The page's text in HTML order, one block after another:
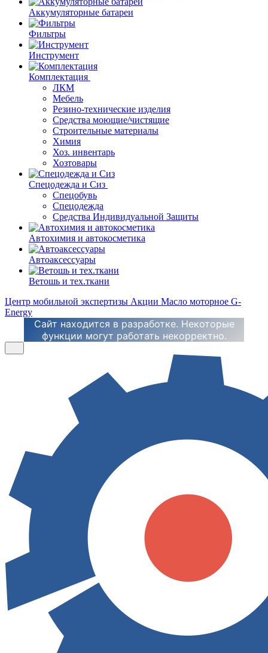
Аккумуляторные батареи
Фильтры
Инструмент
Комплектация
ЛКМ
Мебель
Резино-технические изделия
Средства моющие/чистящие
Строительные материалы
Химия
Хоз. инвентарь
Хозтовары
Спецодежда и Сиз
Спецобувь
Спецодежда
Средства Индивидуальной Защиты
Автохимия и автокосметика
Автоаксессуары
Ветошь и тех.ткани
Центр мобильной экспертизы Акции Масло моторное G-
Energy
Сайт находится в разработке. Некоторые
функции могут работать некорректно.